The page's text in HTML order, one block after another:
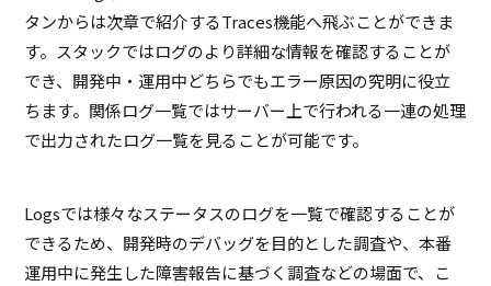
タンからは次章で紹介するTraces機能へ飛ぶことができま
す。スタックではログのより詳細な情報を確認することが
でき、開発中・運用中どちらでもエラー原因の究明に役立
ちます。関係ログ一覧ではサーバー上で行われる一連の処理
で出力されたログ一覧を見ることが可能です。
Logsでは様々なステータスのログを一覧で確認することが
できるため、開発時のデバッグを目的とした調査や、本番
運用中に発生した障害報告に基づく調査などの場面で、こ